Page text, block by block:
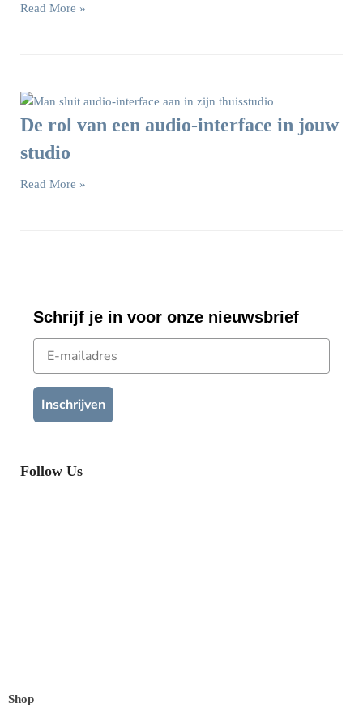
Read More »
De rol van een audio-interface in jouw
studio
Read More »
Schrijf je in voor onze nieuwsbrief
E-mailadres
Inschrijven
Follow Us
Shop